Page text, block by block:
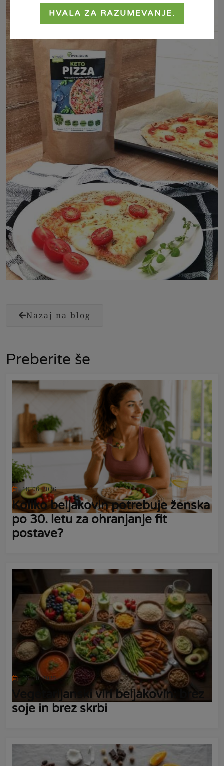
Nazaj na blog
Preberite še
18. 06. 2026
Koliko beljakovin potrebuje ženska
po 30. letu za ohranjanje fit
postave?
13. 10. 2025
Vegetarijanski viri beljakovin: brez
soje in brez skrbi
HVALA ZA RAZUMEVANJE.